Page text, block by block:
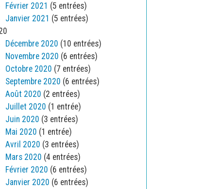
Février 2021 (5 entrées)
Janvier 2021 (5 entrées)
Décembre 2020 (10 entrées)
Novembre 2020 (6 entrées)
Octobre 2020 (7 entrées)
Septembre 2020 (6 entrées)
Août 2020 (2 entrées)
Juillet 2020 (1 entrée)
Juin 2020 (3 entrées)
Mai 2020 (1 entrée)
Avril 2020 (3 entrées)
Mars 2020 (4 entrées)
Février 2020 (6 entrées)
Janvier 2020 (6 entrées)